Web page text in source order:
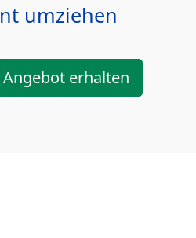
umziehen
erhalten